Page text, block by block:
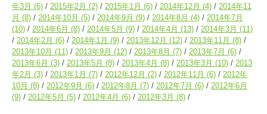
年3月 (6) 2015年2月 (2) 2015年1月 (6) 2014年12月 (4)
2014年11
月 (8) 2014年10月 (5) 2014年9月 (9) 2014年8月 (4)
2014年7月
(10)
2014年6月 (8) 2014年5月 (9) 2014年4月 (13) 2014年3月 (11)
2014年2月 (6) 2014年1月 (9) 2013年12月 (12) 2013年11月 (8)
2013年10月 (11) 2013年9月 (12) 2013年8月 (7) 2013年7月 (6)
2013年6月 (3) 2013年5月 (8) 2013年4月 (8) 2013年3月 (10)
2013
年2月 (3) 2013年1月 (7) 2012年12月 (2) 2012年11月 (6)
2012年
10月 (8) 2012年9月 (6) 2012年8月 (7) 2012年7月 (6)
2012年6月
(9)
2012年5月 (5) 2012年4月 (6) 2012年3月 (8)